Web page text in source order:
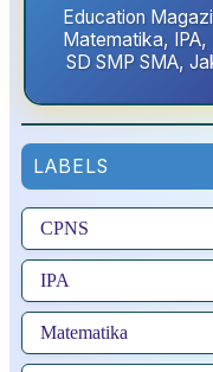
Education
Matematika, IPA,
SD SMP SMA,
LABELS
CPNS
IPA
Matematika